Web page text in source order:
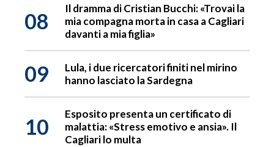
08
Il dramma di Cristian Bucchi: «Trovai la
mia compagna morta in casa a Cagliari
davanti a mia figlia»
09
Lula, i due ricercatori finiti nel mirino
hanno lasciato la Sardegna
10
Esposito presenta un certificato di
malattia: «Stress emotivo e ansia». Il
Cagliari lo multa